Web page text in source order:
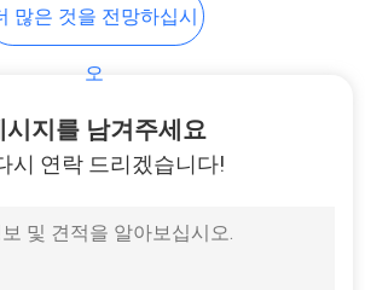
함께 학교 책
많은 것을 전망하십시
오
시지를 남겨주세요
시 연락 드리겠습니다!